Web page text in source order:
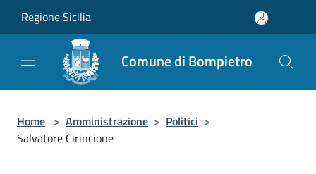
Regione Sicilia
Comune di Bompietro
Home > Amministrazione > Politici >
Salvatore Cirincione